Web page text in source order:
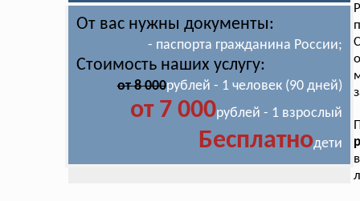
От вас нужны документы:
- паспорта гражданина России;
Стоимость наших услугу:
от 8 000рублей - 1 человек (90 дней)
от 7 000рублей - 1 взрослый
Бесплатнодети